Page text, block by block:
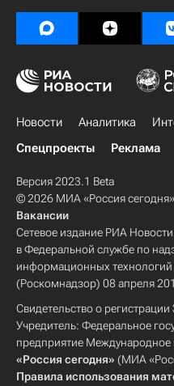
Новости Аналитика
Спецпроекты
Реклама
Версия 2023.1 Beta
© 2026 МИА «Россия сегодня»
Вакансии
Сетевое издание РИА
в Федеральной службе по
информационных
(Роскомнадзор) 08 апреля
Свидетельство о
Учредитель: Федеральное
предприятие
«Россия сегодня» (МИА
Правила использования